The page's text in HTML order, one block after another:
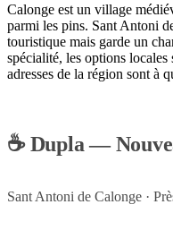
Calonge est un village
parmi les pins. Sant Antoni
touristique mais garde un
spécialité, les options
adresses de la région sont à
☕ Dupla —
Sant Antoni de Calonge ·